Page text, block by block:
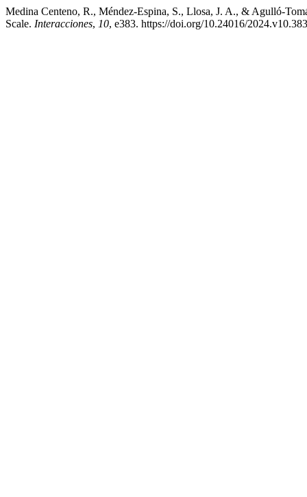
Medina Centeno, R., Méndez-Espina, S., Llosa, J. A., & Agulló-
Scale. Interacciones, 10, e383. https://doi.org/10.24016/2024.v10.383